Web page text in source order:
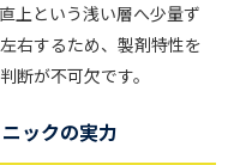
上という浅い層へ少量ず
右するため、製剤特性を
断が不可欠です。
ックの実力